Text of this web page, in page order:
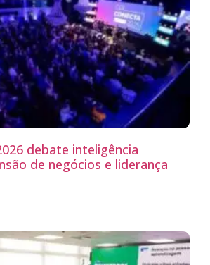
debate inteligência
de negócios e liderança